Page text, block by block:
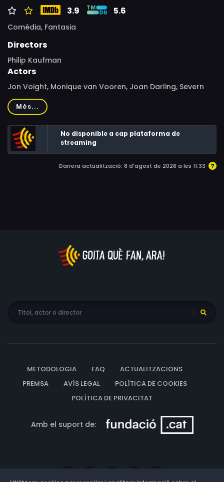
3.9 5.6
Comèdia, Fantasia
Directors
Philip Kaufman
Actors
Jon Voight, Monique van Vooren, Joan Darling, Severn
Darden, Anthony Holland, Lou Gilbert, Ben Carruthers,
David Steinberg, Nelson Algren, David Fisher, Ken Nordine,
Cyril Fefer, Jackie Kronberg, Rose Kaufman, Chuck Olin,
Jack Sweeney, Herb Weintraub, Mike Pyle, Palmer Pyle
Més...
No disponible a cap plataforma de
streaming
Darrera actualització: 8 d'agost de 2026 a les 11:33
METODOLOGIA FAQ
ACTUALITZACIONS
PREMSA
AVÍS LEGAL
POLÍTICA DE COOKIES
POLÍTICA DE PRIVACITAT
Amb el suport de: